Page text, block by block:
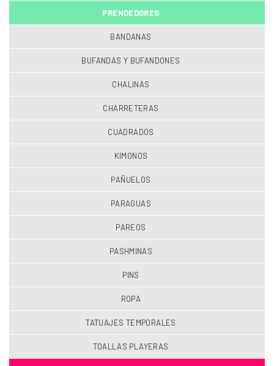
PRENDEDORES
BANDANAS
BUFANDAS Y BUFANDONES
CHALINAS
CHARRETERAS
CUADRADOS
KIMONOS
PAÑUELOS
PARAGUAS
PAREOS
PASHMINAS
PINS
ROPA
TATUAJES TEMPORALES
TOALLAS PLAYERAS